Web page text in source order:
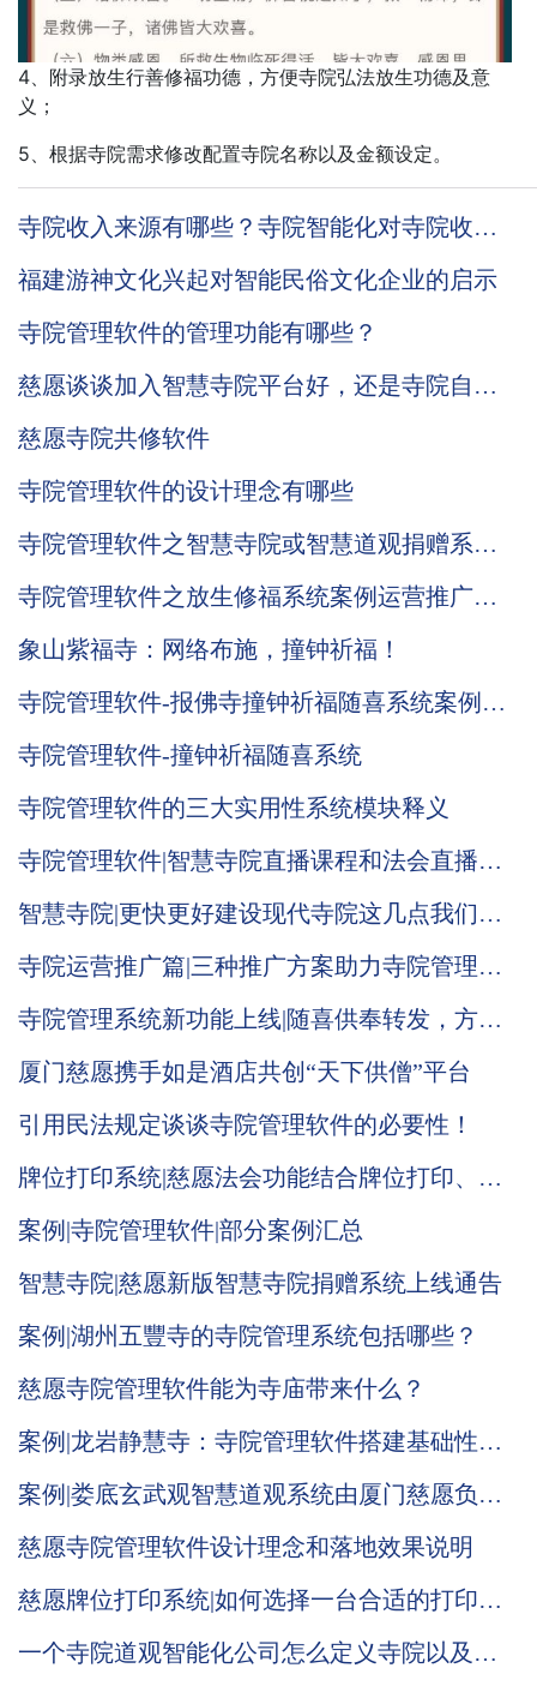
4、附录放生行善修福功德，方便寺院弘法放生功德及意
义；
5、根据寺院需求修改配置寺院名称以及金额设定。
寺院收入来源有哪些？寺院智能化对寺院收入
福建游神文化兴起对智能民俗文化企业的启示
寺院管理软件的管理功能有哪些？
慈愿谈谈加入智慧寺院平台好，还是寺院自己
慈愿寺院共修软件
寺院管理软件的设计理念有哪些
寺院管理软件之智慧寺院或智慧道观捐赠系统
寺院管理软件之放生修福系统案例运营推广效
象山紫福寺：网络布施，撞钟祈福！
寺院管理软件-报佛寺撞钟祈福随喜系统案例展
寺院管理软件-撞钟祈福随喜系统
寺院管理软件的三大实用性系统模块释义
寺院管理软件|智慧寺院直播课程和法会直播功
智慧寺院|更快更好建设现代寺院这几点我们智
寺院运营推广篇|三种推广方案助力寺院管理系
寺院管理系统新功能上线|随喜供奉转发，方便
厦门慈愿携手如是酒店共创“天下供僧”平台
引用民法规定谈谈寺院管理软件的必要性！
牌位打印系统|慈愿法会功能结合牌位打印、日
案例|寺院管理软件|部分案例汇总
智慧寺院|慈愿新版智慧寺院捐赠系统上线通告
案例|湖州五豐寺的寺院管理系统包括哪些？
慈愿寺院管理软件能为寺庙带来什么？
案例|龙岩静慧寺：寺院管理软件搭建基础性区
案例|娄底玄武观智慧道观系统由厦门慈愿负责
慈愿寺院管理软件设计理念和落地效果说明
慈愿牌位打印系统|如何选择一台合适的打印
一个寺院道观智能化公司怎么定义寺院以及道